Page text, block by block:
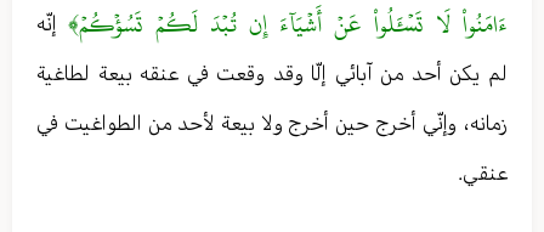
ءَامَنُواْ لَا تَسۡ‍َٔلُواْ عَنۡ أَشۡيَآءَ إِن تُبۡدَ لَكُمۡ تَسُؤۡكُمۡ﴾ إنّه
لم يكن أحد من آبائي إلّا وقد وقعت في عنقه بيعة لطاغية
زمانه، وإنّي أخرج حين أخرج ولا بيعة لأحد من الطواغيت في
عنقي.